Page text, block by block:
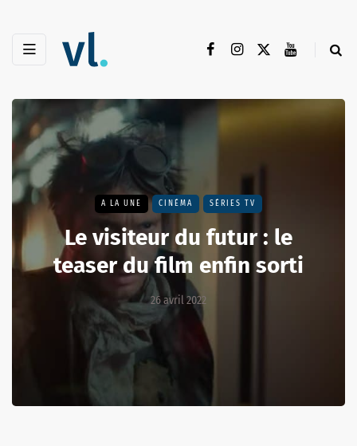
A LA UNE CINÉMA SÉRIES TV
Le visiteur du futur : le
teaser du film enfin sorti
26 avril 2022